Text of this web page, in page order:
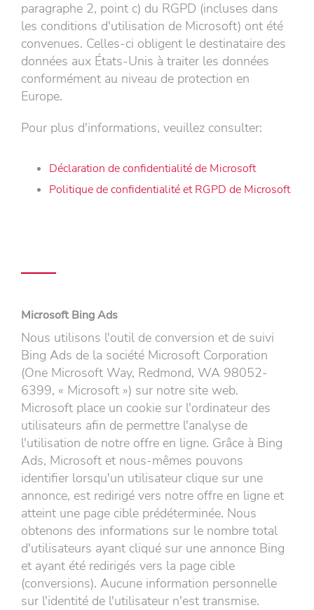
paragraphe 2, point c) du RGPD (incluses dans
les conditions d'utilisation de Microsoft) ont été
convenues. Celles-ci obligent le destinataire des
données aux États-Unis à traiter les données
conformément au niveau de protection en
Europe.
Pour plus d'informations, veuillez consulter:
Déclaration de confidentialité de Microsoft
Politique de confidentialité et RGPD de Microsoft
Microsoft Bing Ads
Nous utilisons l'outil de conversion et de suivi
Bing Ads de la société Microsoft Corporation
(One Microsoft Way, Redmond, WA 98052-
6399, « Microsoft ») sur notre site web.
Microsoft place un cookie sur l'ordinateur des
utilisateurs afin de permettre l'analyse de
l'utilisation de notre offre en ligne. Grâce à Bing
Ads, Microsoft et nous-mêmes pouvons
identifier lorsqu'un utilisateur clique sur une
annonce, est redirigé vers notre offre en ligne et
atteint une page cible prédéterminée. Nous
obtenons des informations sur le nombre total
d'utilisateurs ayant cliqué sur une annonce Bing
et ayant été redirigés vers la page cible
(conversions). Aucune information personnelle
sur l'identité de l'utilisateur n'est transmise.